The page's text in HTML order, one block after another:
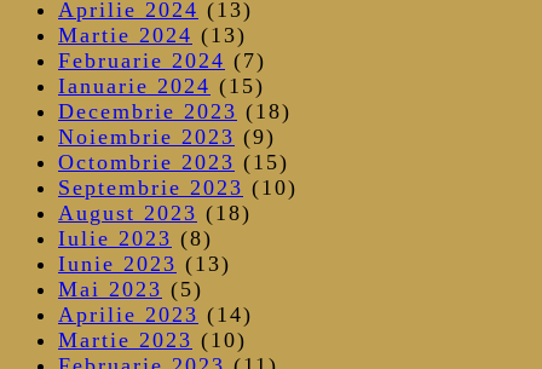
Aprilie 2024 (13)
Martie 2024 (13)
Februarie 2024 (7)
Ianuarie 2024 (15)
Decembrie 2023 (18)
Noiembrie 2023 (9)
Octombrie 2023 (15)
Septembrie 2023 (10)
August 2023 (18)
Iulie 2023 (8)
Iunie 2023 (13)
Mai 2023 (5)
Aprilie 2023 (14)
Martie 2023 (10)